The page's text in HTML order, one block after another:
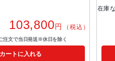
103,800円 （税込）
注文で当日発送※休日を除く
カートに入れる
在庫